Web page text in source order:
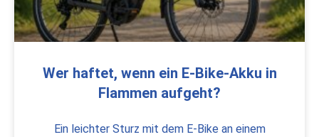
Wer haftet, wenn ein E-Bike-Akku in
Flammen aufgeht?
Ein leichter Sturz mit dem E-Bike an einem